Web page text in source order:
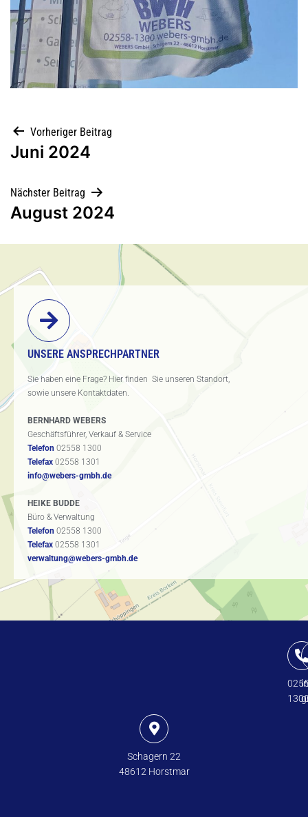
Vorheriger Beitrag
Juni 2024
Nächster Beitrag
August 2024
UNSERE ANSPRECHPARTNER
Sie haben eine Frage? Hier finden Sie unseren Standort,
sowie unsere Kontaktdaten.
BERNHARD WEBERS
Geschäftsführer, Verkauf & Service
Telefon 02558 1300
Telefax 02558 1301
info@webers-gmbh.de
HEIKE BUDDE
Büro & Verwaltung
Telefon 02558 1300
Telefax 02558 1301
verwaltung@webers-gmbh.de
Schagern 22
48612 Horstmar